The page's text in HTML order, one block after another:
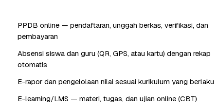
PPDB online — pendaftaran, unggah berkas, verifikasi, dan
pembayaran
Absensi siswa dan guru (QR, GPS, atau kartu) dengan rekap
otomatis
E-rapor dan pengelolaan nilai sesuai kurikulum yang berlaku
E-learning/LMS — materi, tugas, dan ujian online (CBT)